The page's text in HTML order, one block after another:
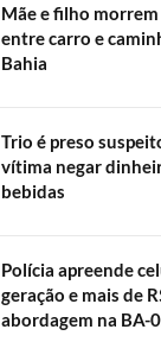
Mãe e filho
entre carro e
Bahia
Trio é preso
vítima negar
bebidas
Polícia apreende
geração e mais de
abordagem na BA-